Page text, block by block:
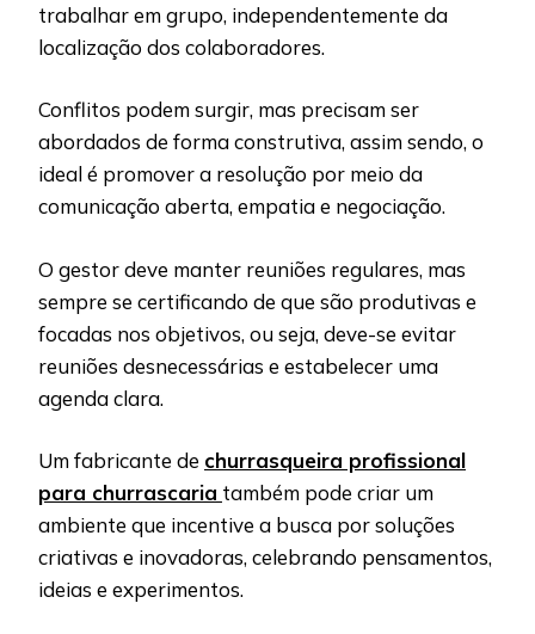
trabalhar em grupo, independentemente da
localização dos colaboradores.
Conflitos podem surgir, mas precisam ser
abordados de forma construtiva, assim sendo, o
ideal é promover a resolução por meio da
comunicação aberta, empatia e negociação.
O gestor deve manter reuniões regulares, mas
sempre se certificando de que são produtivas e
focadas nos objetivos, ou seja, deve-se evitar
reuniões desnecessárias e estabelecer uma
agenda clara.
Um fabricante de churrasqueira profissional
para churrascaria também pode criar um
ambiente que incentive a busca por soluções
criativas e inovadoras, celebrando pensamentos,
ideias e experimentos.